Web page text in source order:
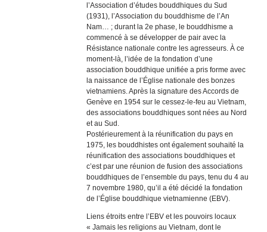
l’Association d’études bouddhiques du Sud
(1931), l’Association du bouddhisme de l’An
Nam… ; durant la 2e phase, le bouddhisme a
commencé à se développer de pair avec la
Résistance nationale contre les agresseurs. À ce
moment-là, l’idée de la fondation d’une
association bouddhique unifiée a pris forme avec
la naissance de l’Église nationale des bonzes
vietnamiens. Après la signature des Accords de
Genève en 1954 sur le cessez-le-feu au Vietnam,
des associations bouddhiques sont nées au Nord
et au Sud.
Postérieurement à la réunification du pays en
1975, les bouddhistes ont également souhaité la
réunification des associations bouddhiques et
c’est par une réunion de fusion des associations
bouddhiques de l’ensemble du pays, tenu du 4 au
7 novembre 1980, qu’il a été décidé la fondation
de l’Église bouddhique vietnamienne (EBV).
Liens étroits entre l’EBV et les pouvoirs locaux
« Jamais les religions au Vietnam, dont le